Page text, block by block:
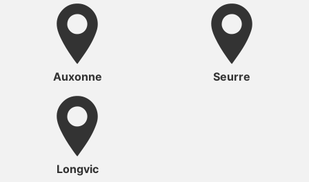
Auxonne Seurre
Longvic